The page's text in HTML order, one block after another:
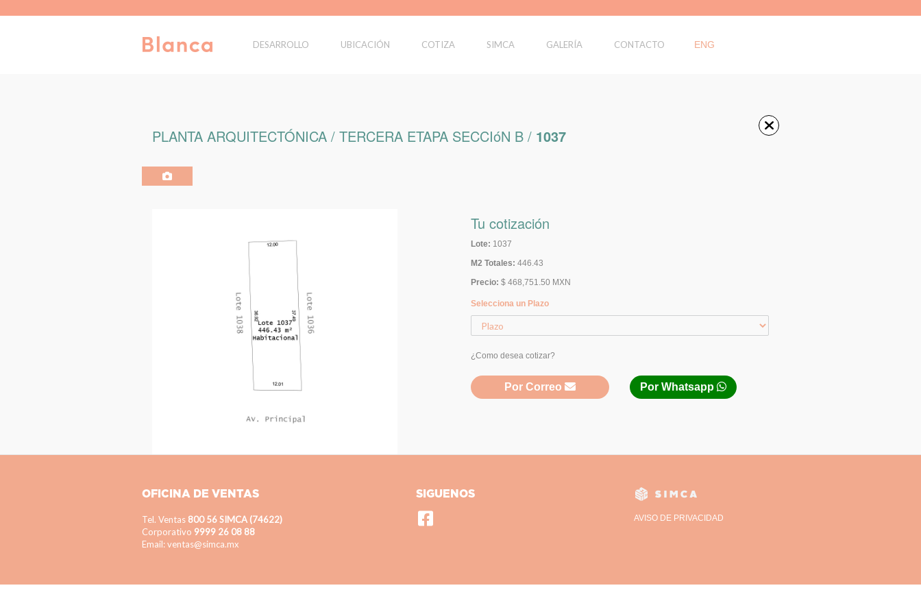
DESARROLLO UBICACIÓN COTIZA SIMCA GALERÍA CONTACTO ENG
PLANTA ARQUITECTÓNICA / TERCERA ETAPA SECCIóN B / 1037
Tu cotización
Lote: 1037
M2 Totales: 446.43
Precio: $ 468,751.50 MXN
Selecciona un Plazo
¿Como desea cotizar?
Por Correo Por Whatsapp
OFICINA DE VENTAS
Tel. Ventas 800 56 SIMCA (74622)
Corporativo 9999 26 08 88
Email: ventas@simca.mx
SIGUENOS
AVISO DE PRIVACIDAD